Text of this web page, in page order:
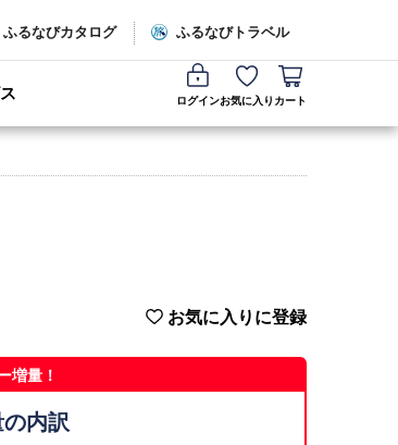
ふるなびカタログ ふるなびトラベル
ログインお気に入り カート
お気に入りに登録
増量！
内訳